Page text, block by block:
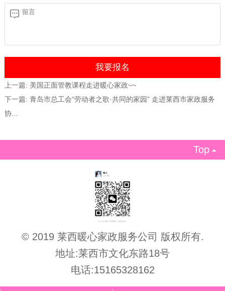
上一篇: 美国正面管教课程走进暖心家政~~
下一篇: 青岛市总工会“劳动者之歌·共同的家园” 走进莱西市家政服务
协...
Top
© 2019 莱西暖心家政服务公司 版权所有.
地址:莱西市文化东路18号
电话:15165328162